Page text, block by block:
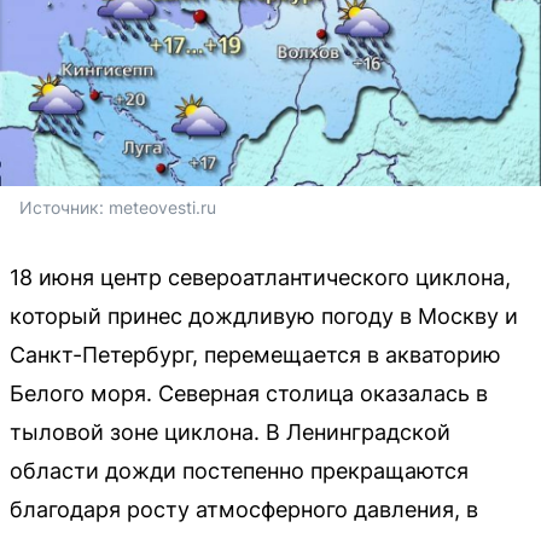
Источник: meteovesti.ru
18 июня центр североатлантического циклона,
который принес дождливую погоду в Москву и
Санкт-Петербург, перемещается в акваторию
Белого моря. Северная столица оказалась в
тыловой зоне циклона. В Ленинградской
области дожди постепенно прекращаются
благодаря росту атмосферного давления, в